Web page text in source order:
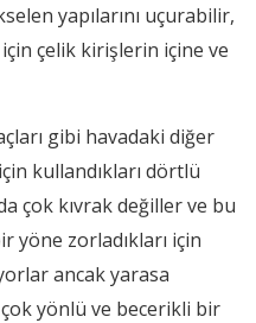
yapılarını uçurabilir,
çelik kirişlerin içine ve
gibi havadaki diğer
kullandıkları dörtlü
çok kıvrak değiller ve bu
yöne zorladıkları için
ancak yarasa
yönlü ve becerikli bir